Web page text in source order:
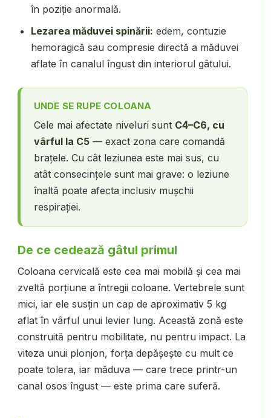
în poziție anormală.
Lezarea măduvei spinării: edem, contuzie
hemoragică sau compresie directă a măduvei
aflate în canalul îngust din interiorul gâtului.
UNDE SE RUPE COLOANA
Cele mai afectate niveluri sunt C4–C6, cu
vârful la C5— exact zona care comandă
brațele. Cu cât leziunea este mai sus, cu
atât consecințele sunt mai grave: o leziune
înaltă poate afecta inclusiv mușchii
respirației.
De ce cedează gâtul primul
Coloana cervicală este cea mai mobilă și cea mai
zveltă porțiune a întregii coloane. Vertebrele sunt
mici, iar ele susțin un cap de aproximativ 5 kg
aflat în vârful unui levier lung. Această zonă este
construită pentru mobilitate, nu pentru impact. La
viteza unui plonjon, forța depășește cu mult ce
poate tolera, iar măduva — care trece printr-un
canal osos îngust — este prima care suferă.